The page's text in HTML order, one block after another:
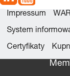
Impressum
System
Certyfikaty